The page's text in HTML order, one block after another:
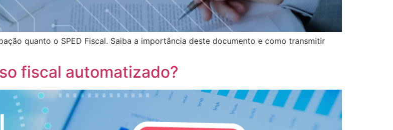
quanto o SPED Fiscal. Saiba a importância deste documento e como transmitir
fiscal automatizado?